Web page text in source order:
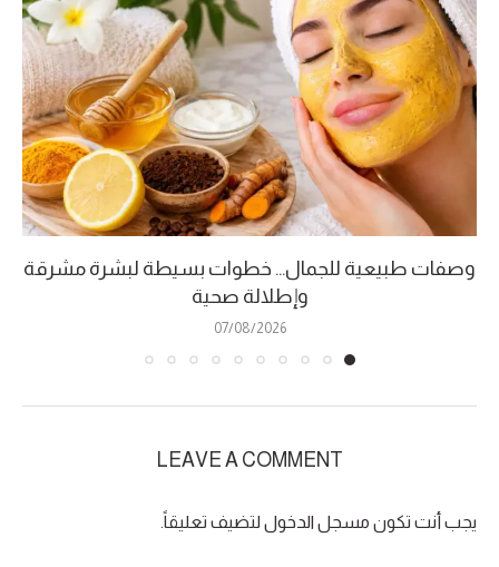
وصفات طبيعية للجمال… خطوات بسيطة لبشرة مشرقة
وإطلالة صحية
07/08/2026
LEAVE A COMMENT
يجب أنت تكون مسجل الدخول لتضيف تعليقاً.